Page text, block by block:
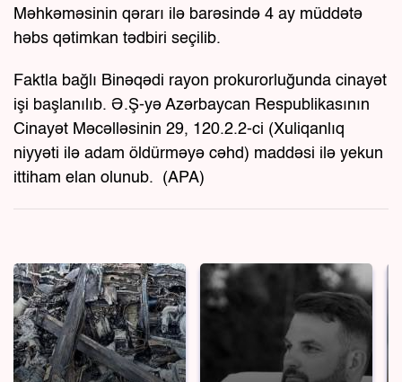
Məhkəməsinin qərarı ilə barəsində 4 ay müddətə
həbs qətimkan tədbiri seçilib.
Faktla bağlı Binəqədi rayon prokurorluğunda cinayət
işi başlanılıb. Ə.Ş-yə Azərbaycan Respublikasının
Cinayət Məcəlləsinin 29, 120.2.2-ci (Xuliqanlıq
niyyəti ilə adam öldürməyə cəhd) maddəsi ilə yekun
ittiham elan olunub. (APA)